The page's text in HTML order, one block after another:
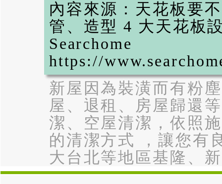
內容來源： 天花板要
管、造型 4 大天花板
Searchome
https://
新屋因為裝潢而有粉
屋、退租、房屋歸還
潔、空屋清潔，依照
的清潔方式 ，讓您有
大台北等地區基隆、